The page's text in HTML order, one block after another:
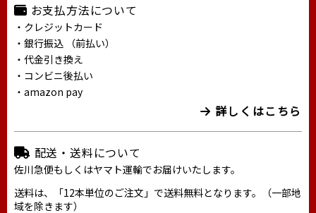
お支払方法について
・クレジットカード
・銀行振込 （前払い）
・代金引き換え
・コンビニ後払い
・amazon pay
詳しくはこちら
配送・送料について
佐川急便もしくはヤマト運輸でお届けいたします。
送料は、「12本単位のご注文」で送料無料となります。（一部地
域を除きます）